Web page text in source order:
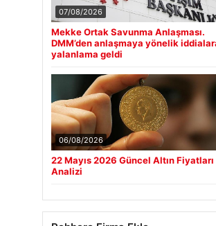
07/08/2026
Mekke Ortak Savunma Anlaşması.
DMM’den anlaşmaya yönelik
yalanlama geldi
06/08/2026
22 Mayıs 2026 Güncel Altın
Analizi